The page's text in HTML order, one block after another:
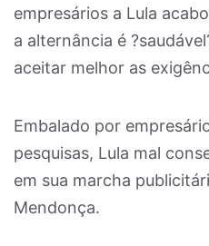
empresários a Lula
a alternância é
aceitar melhor as
Embalado por
pesquisas, Lula mal
em sua marcha
Mendonça.